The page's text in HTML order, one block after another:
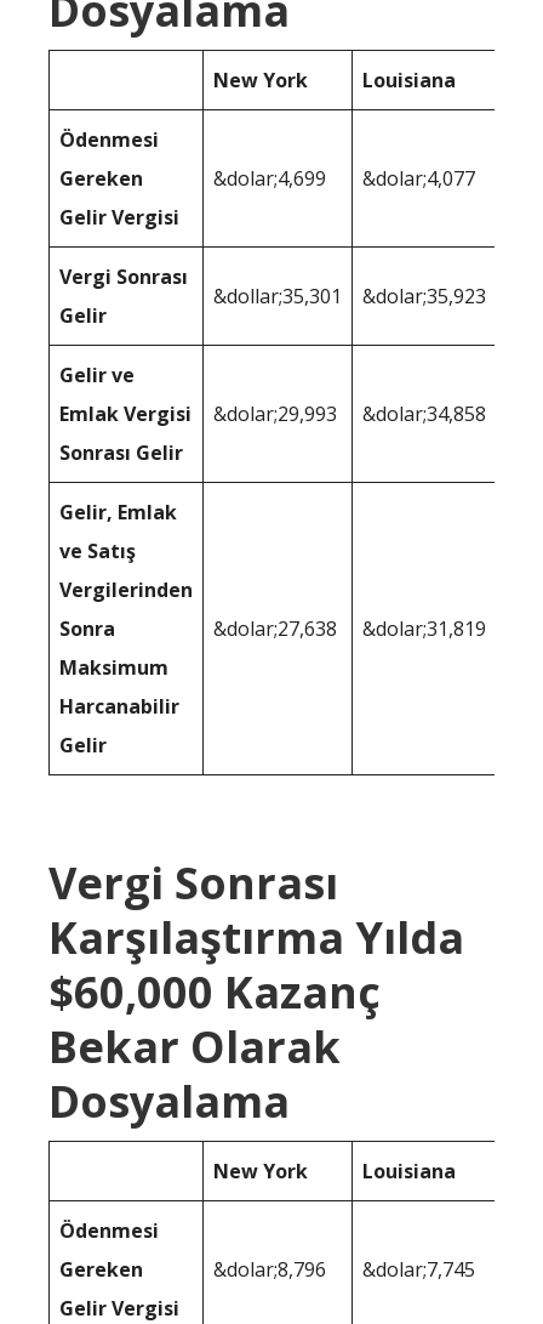
New York Louisiana
Ödenmesi
Gereken
Gelir Vergisi
&dolar;4,699 &dolar;4,077
Vergi Sonrası
Gelir
&dollar;35,301 &dolar;35,923
Gelir ve
Emlak Vergisi
Sonrası Gelir
&dolar;29,993 &dolar;34,858
Gelir, Emlak
ve Satış
Vergilerinden
Sonra
Maksimum
Harcanabilir
Gelir
&dolar;27,638 &dolar;31,819
Vergi Sonrası
Karşılaştırma Yılda
$60,000 Kazanç
Bekar Olarak
Dosyalama
New York Louisiana
Ödenmesi
Gereken
Gelir Vergisi
&dolar;8,796 &dolar;7,745